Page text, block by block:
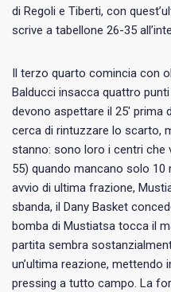
di Regoli e Tiberti, con
scrive a tabellone 26-35
Il terzo quarto comincia con
Balducci insacca quattro
devono aspettare il 25′ prima
cerca di rintuzzare lo scarto,
stanno: sono loro i centri che
55) quando mancano solo 10
avvio di ultima frazione,
sbanda, il Dany Basket
bomba di Mustiatsa tocca il
partita sembra
un’ultima reazione, mettendo
pressing a tutto campo. La